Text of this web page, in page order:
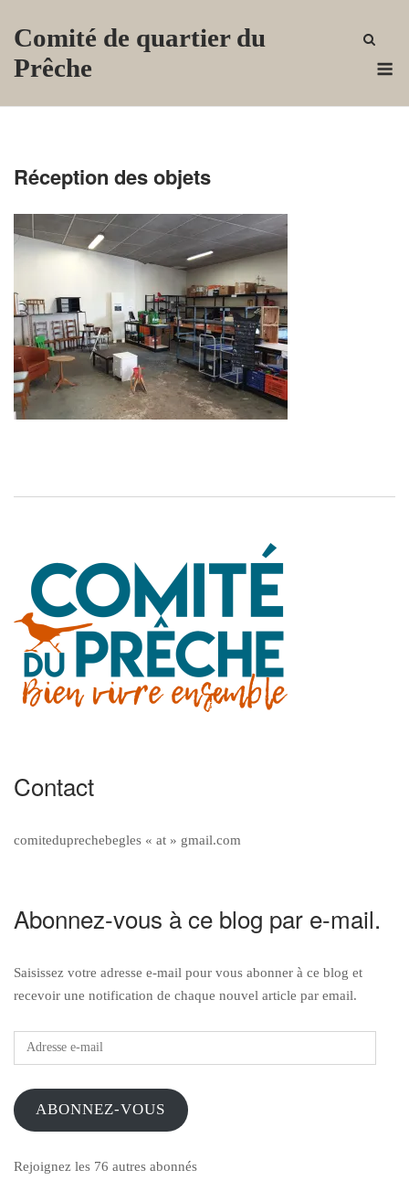
Comité de quartier du
Prêche
Réception des objets
Contact
comiteduprechebegles « at » gmail.com
Abonnez-vous à ce blog par e-mail.
Saisissez votre adresse e-mail pour vous abonner à ce blog et
recevoir une notification de chaque nouvel article par email.
Adresse
e-
ABONNEZ-VOUS
Rejoignez les 76 autres abonnés